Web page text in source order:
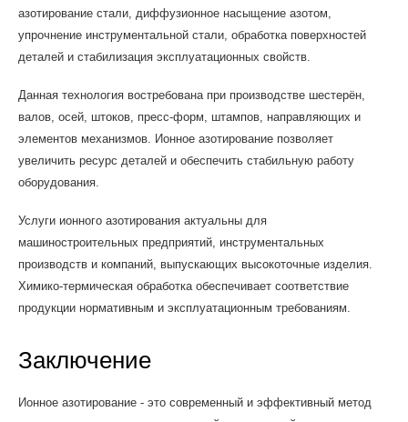
азотирование стали, диффузионное насыщение азотом,
упрочнение инструментальной стали, обработка поверхностей
деталей и стабилизация эксплуатационных свойств.
Данная технология востребована при производстве шестерён,
валов, осей, штоков, пресс-форм, штампов, направляющих и
элементов механизмов. Ионное азотирование позволяет
увеличить ресурс деталей и обеспечить стабильную работу
оборудования.
Услуги ионного азотирования актуальны для
машиностроительных предприятий, инструментальных
производств и компаний, выпускающих высокоточные изделия.
Химико-термическая обработка обеспечивает соответствие
продукции нормативным и эксплуатационным требованиям.
Заключение
Ионное азотирование - это современный и эффективный метод